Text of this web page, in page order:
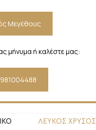
Μεγέθους
μήνυμα ή καλέστε μας:
ΛΕΥΚΟΣ ΧΡΥΣΟΣ